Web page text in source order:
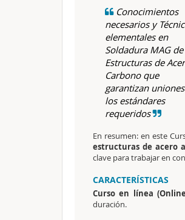
Conocimientos
necesarios y
elementales en
Soldadura MAG de
Estructuras de
Carbono que
garantizan
los estándares
requeridos
En resumen: en este
estructuras de acero
clave para trabajar en
CARACTERÍSTICAS
Curso en línea
duración.